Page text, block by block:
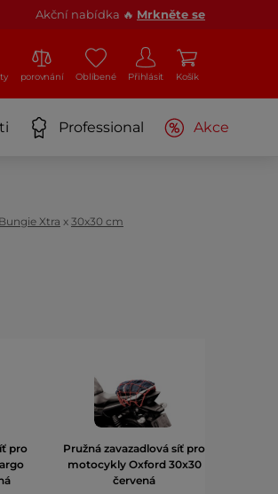
Akční nabídka 🔥 Mrkněte se
porovnání Oblíbené Přihlásit Košík
Professional Akce
Bungie Xtra x 30x30 cm
pro
Pružná zavazadlová síť pro
motocykly Oxford 30x30
červená